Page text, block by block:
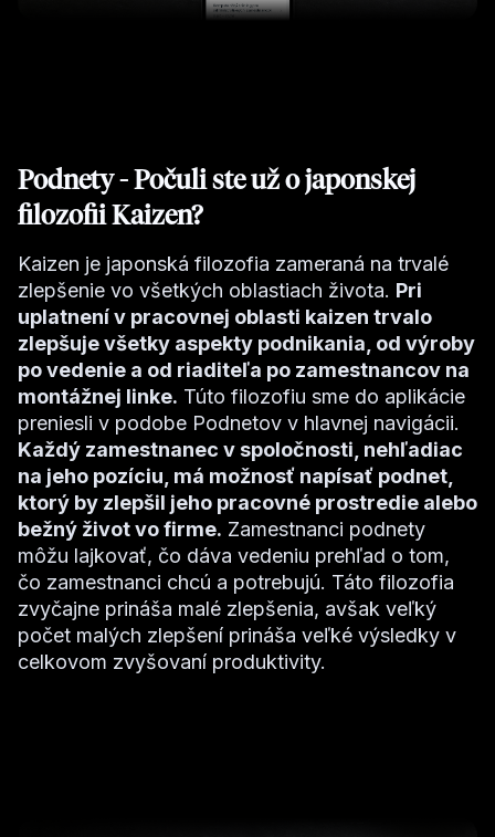
Podnety - Počuli ste už o japonskej
filozofii Kaizen?
Kaizen je japonská filozofia zameraná na trvalé
zlepšenie vo všetkých oblastiach života. Pri
uplatnení v pracovnej oblasti kaizen trvalo
zlepšuje všetky aspekty podnikania, od výroby
po vedenie a od riaditeľa po zamestnancov na
montážnej linke. Túto filozofiu sme do aplikácie
preniesli v podobe Podnetov v hlavnej navigácii.
Každý zamestnanec v spoločnosti, nehľadiac
na jeho pozíciu, má možnosť napísať podnet,
ktorý by zlepšil jeho pracovné prostredie alebo
bežný život vo firme. Zamestnanci podnety
môžu lajkovať, čo dáva vedeniu prehľad o tom,
čo zamestnanci chcú a potrebujú. Táto filozofia
zvyčajne prináša malé zlepšenia, avšak veľký
počet malých zlepšení prináša veľké výsledky v
celkovom zvyšovaní produktivity.